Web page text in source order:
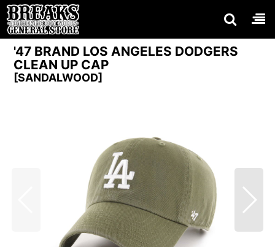
'47 BRAND LOS ANGELES DODGERS
CLEAN UP CAP
[SANDALWOOD]